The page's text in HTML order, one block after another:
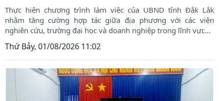
Thực hiện chương trình làm việc của UBND tỉnh Đắk Lắk
nhằm tăng cường hợp tác giữa địa phương với các viện
nghiên cứu, trường đại học và doanh nghiệp trong lĩnh vực…
Thứ Bảy, 01/08/2026 11:02